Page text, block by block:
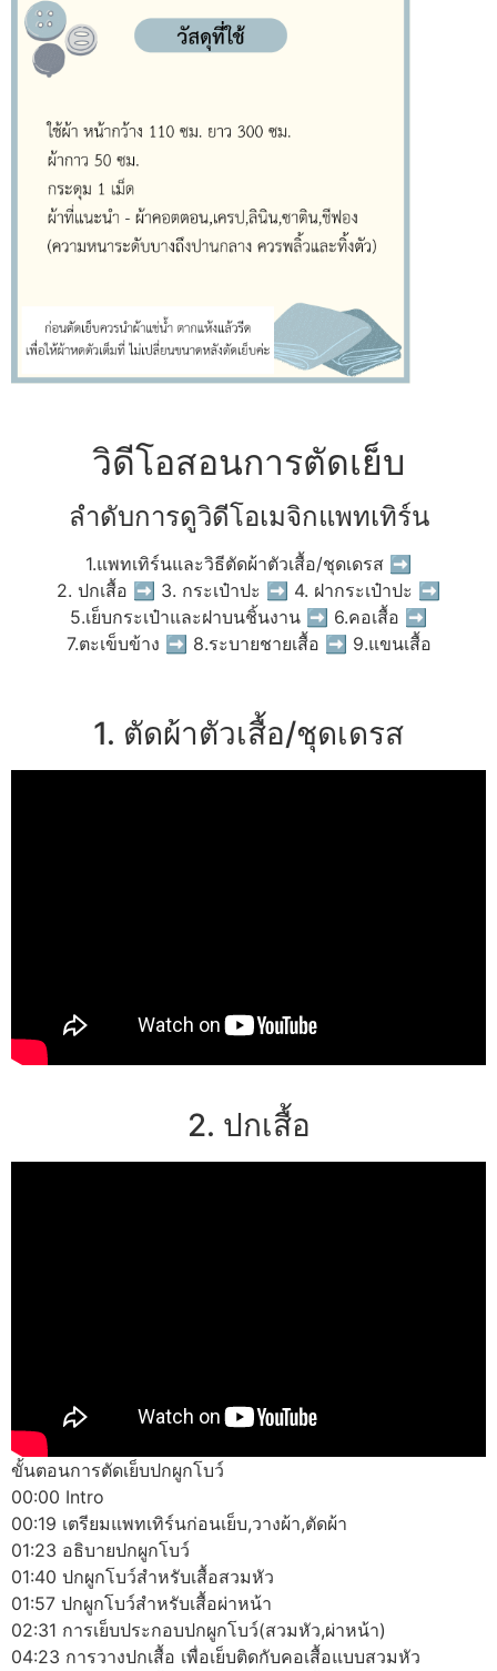
วิดีโอสอนการตัดเย็บ
ลำดับการดูวิดีโอเมจิกแพทเทิร์น
1.แพทเทิร์นและวิธีตัดผ้าตัวเสื้อ/ชุดเดรส ➡
2. ปกเสื้อ ➡ 3. กระเป๋าปะ ➡ 4. ฝากระเป๋าปะ ➡
5.เย็บกระเป๋าและฝาบนชิ้นงาน ➡ 6.คอเสื้อ ➡
7.ตะเข็บข้าง ➡ 8.ระบายชายเสื้อ ➡ 9.แขนเสื้อ
1. ตัดผ้าตัวเสื้อ/ชุดเดรส
2. ปกเสื้อ
ขั้นตอนการตัดเย็บปกผูกโบว์
00:00 Intro
00:19 เตรียมแพทเทิร์นก่อนเย็บ,วางผ้า,ตัดผ้า
01:23 อธิบายปกผูกโบว์
01:40 ปกผูกโบว์สำหรับเสื้อสวมหัว
01:57 ปกผูกโบว์สำหรับเสื้อผ่าหน้า
02:31 การเย็บประกอบปกผูกโบว์(สวมหัว,ผ่าหน้า)
04:23 การวางปกเสื้อ เพื่อเย็บติดกับคอเสื้อแบบสวมหัว